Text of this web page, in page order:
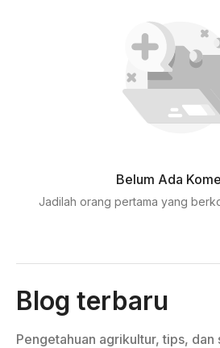
Belum Ada
Jadilah orang pertama yang
Blog terbaru
Pengetahuan agrikultur, tips,